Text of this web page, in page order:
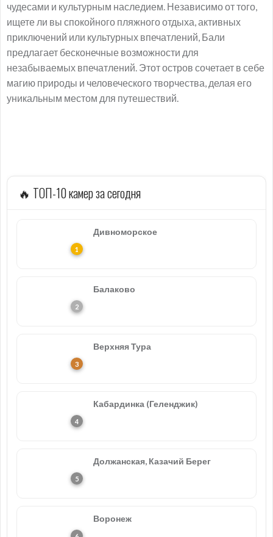
чудесами и культурным наследием. Независимо от того,
ищете ли вы спокойного пляжного отдыха, активных
приключений или культурных впечатлений, Бали
предлагает бесконечные возможности для
незабываемых впечатлений. Этот остров сочетает в себе
магию природы и человеческого творчества, делая его
уникальным местом для путешествий.
🔥 ТОП-10 камер за сегодня
Дивноморское
Балаково
Верхняя Тура
Кабардинка (Геленджик)
Должанская, Казачий Берег
Воронеж